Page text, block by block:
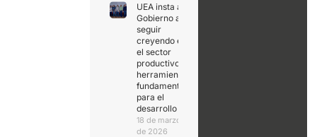
UEA insta al
Gobierno a
seguir
creyendo en
el sector
productivo,
herramienta
fundamental
para el
desarrollo
18 de marzo
de 2026